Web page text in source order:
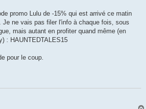
promo Lulu de -15% qui est arrivé ce matin
Je ne vais pas filer l'info à chaque fois, sous
mais autant en profiter quand même (en
: HAUNTEDTALES15
pour le coup.